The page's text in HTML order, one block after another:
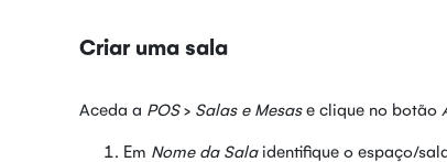
Criar uma sala
Aceda a POS> Salas e Mesase clique no botão
Em Nome da Salaidentifique o espaço/